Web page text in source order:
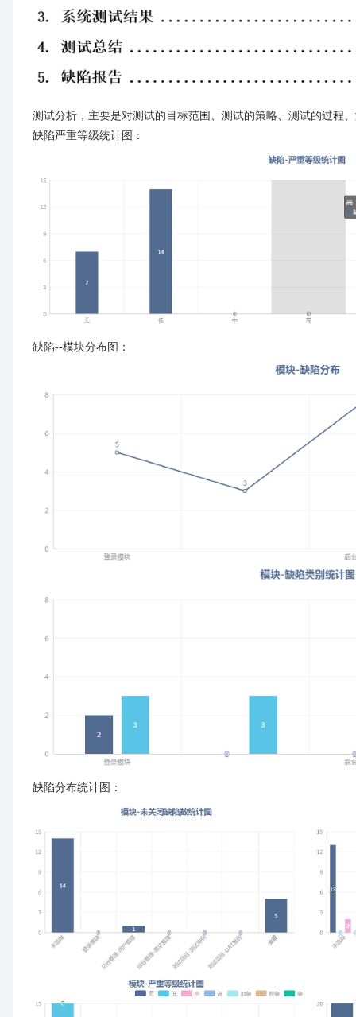
测试分析，主要是对测试的目标范围、测试的策略、测试的过程
缺陷严重等级统计图：
缺陷--模块分布图：
缺陷分布统计图：